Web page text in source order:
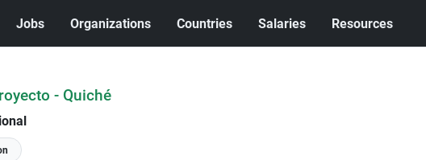
Jobs Organizations Countries Salaries Resources
- Quiché